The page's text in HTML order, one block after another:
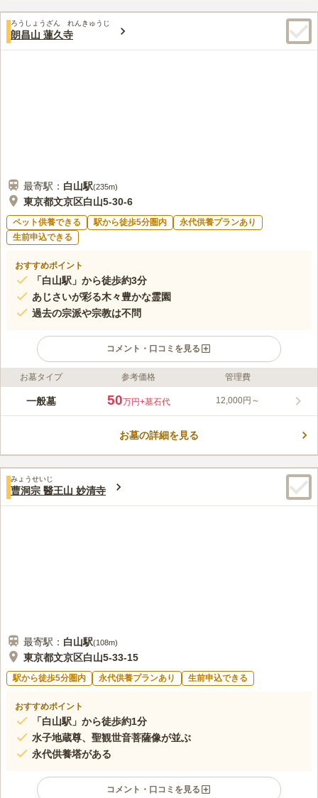
りすることができます。
口コミ評価
みんなの評価
60代男性
周辺には花屋も有り、不便は無い。食事をする所も多数有、不便
ろうしょうざん れんきゅうじ
朗昌山 蓮久寺
最寄駅： 白山駅(235m)
東京都文京区白山5-30-6
ペット供養できる 駅から徒歩5分圏内
永代供養プランあり
生前申込できる
おすすめポイント
「白山駅」から徒歩約3分
あじさいが彩る木々豊かな霊園
過去の宗派や宗教は不問
コメント・口コミを見る
ライフドット編集部のコメント
朗昌山 蓮久寺は、最初で最後の貴重な「墓地分譲」と言われて
れの方でも安心です。 ペットの供養塔もあるので、大切なペッ
口コミ評価
みんなの評価
60代男性
最寄駅と間には、スーパーもあり、お花、お供物も気軽に購入で
お墓タイプ 参考価格 管理費
一般墓 50万円+墓石代 12,000円～
お墓の詳細を見る
みょうせいじ
曹洞宗 醫王山 妙清寺
最寄駅： 白山駅(108m)
東京都文京区白山5-33-15
駅から徒歩5分圏内 永代供養プランあり 生前申込できる
おすすめポイント
「白山駅」から徒歩約1分
水子地蔵尊、聖観世音菩薩像が並ぶ
永代供養塔がある
コメント・口コミを見る